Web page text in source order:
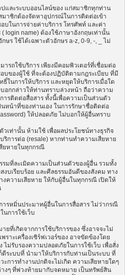
ปและระบบออนไลน์ของ แก่สมาชิกทุกท่าน
มาชิกต้องจัดหาอุปกรณ์ในการติดต่อเข้า
บในการจ่ายค่าบริการ โทรศัพท์ และค่า
( login name) ต้องใช้ภาษาอังกฤษเท่านั้น
ษร ใช้ได้เฉพาะตัวอักษร a-z, 0-9, -, _ ไม่
รถใช้บริการ เพียงมีคอมพิวเตอร์ที่เชื่อมต่อ
บของผู้ใช้ ที่จะต้องปฏิบัติตามกฎระเบียบ ที่มี
ในการให้บริการ และหยุดให้บริการเมื่อใด
อกกล่าวให้ท่านทราบล่วงหน้า ถือว่าความ
ารติดต่อสื่อสาร ทั้งนี้เพื่อความเป็นส่วนตัว
หน้าที่ของท่านเอง ในการรักษาชื่อติดต่อ
ให้ปลอดภัย ไม่บอกให้ผู้อื่นทราบ
วเท่านั้น ห้ามใช้ เพื่อผลประโยชน์ทางธุรกิจ
การต่อ (resale) หากท่านทำความเสียหาย
ยหายในทุกกรณี
มที่ละเมิดความเป็นส่วนตัวของผู้อื่น รวมทั้ง
บเรียบร้อย และศีลธรรมอันดีของสังคม ทาง
ความเสียหาย ให้กับผู้อื่นในทุกกรณี เปิดให้
รหมิ่นประมาทผู้อื่นในการสื่อสาร ไม่ว่ากรณี
นการใช้เว็บ
ยที่เกิดจากการใช้บริการของ ซึ่งอาจจะไม่
ราะเครื่องเซิร์ฟเวอร์ของ อาจขัดข้องโดย
ม่รับรองความปลอดภัยในการใช้เว็บ เพื่อสั่ง
ดีระบบที่ นำมาให้บริการกับท่านเป็นระบบ ที่
การทำงานปกติจะไม่เกิด ความเสียหายใดๆ
งๆ ที่พ่วงท้ายมากับจดหมาย เป็นทรัพย์สิน